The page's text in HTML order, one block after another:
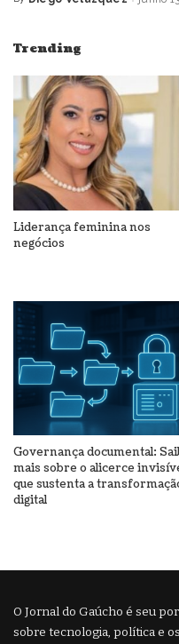
Posted
Trending
Liderança feminina nos
negócios
Governança documental:
mais sobre o alicerce
que sustenta a
digital
O Jornal do Gaúcho é seu
sobre tecnologia, política e